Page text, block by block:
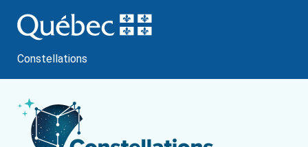
au
contenu
Constellations